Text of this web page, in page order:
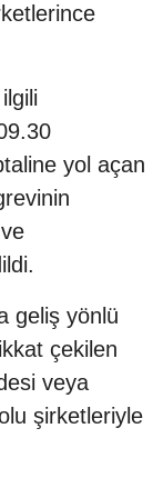
yol açan
geliş yönlü
çekilen
veya
şirketleriyle